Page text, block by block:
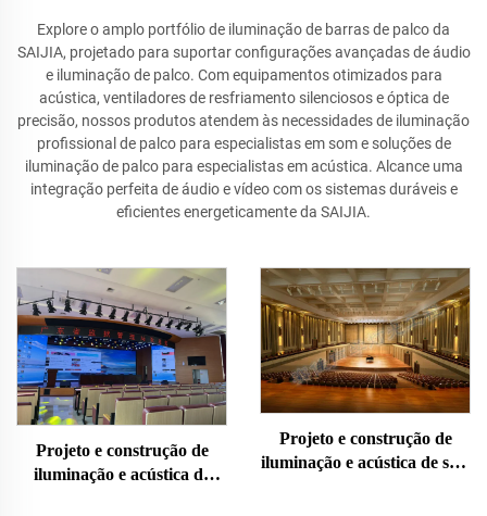
Explore o amplo portfólio de iluminação de barras de palco da
SAIJIA, projetado para suportar configurações avançadas de áudio
e iluminação de palco. Com equipamentos otimizados para
acústica, ventiladores de resfriamento silenciosos e óptica de
precisão, nossos produtos atendem às necessidades de iluminação
profissional de palco para especialistas em som e soluções de
iluminação de palco para especialistas em acústica. Alcance uma
integração perfeita de áudio e vídeo com os sistemas duráveis e
eficientes energeticamente da SAIJIA.
Projeto e construção de
iluminação e acústica de
Projeto e construção de
iluminação e acústica de sala